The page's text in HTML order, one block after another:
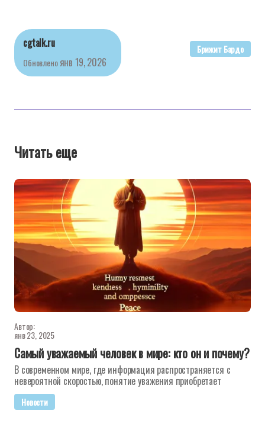
cgtalk.ru
Обновленоянв 19, 2026
Брижит Бардо
Читать еще
Автор:
янв 23, 2025
Самый уважаемый человек в мире: кто он и почему?
В современном мире, где информация распространяется с
невероятной скоростью, понятие уважения приобретает
Новости